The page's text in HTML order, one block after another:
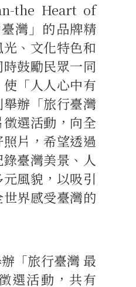
the Heart of
灣」的品牌精
、文化特色和
鼓勵民眾一同
「人人心中有
辦「旅行臺灣
選活動，向全
片，希望透過
臺灣美景、人
風貌，以吸引
界感受臺灣的
「旅行臺灣 最
選活動，共有